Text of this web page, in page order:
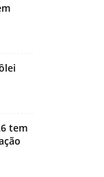
tem